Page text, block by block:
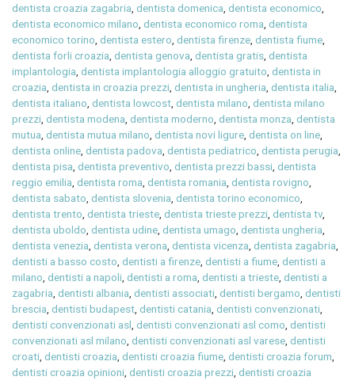
dentista croazia zagabria ,dentista domenica ,dentista economico
dentista economico milano ,dentista economico roma ,dentista
economico torino ,dentista estero ,dentista firenze ,dentista fiume
dentista forli croazia ,dentista genova ,dentista gratis ,dentista
implantologia ,dentista implantologia alloggio gratuito ,dentista in
croazia ,dentista in croazia prezzi ,dentista in ungheria ,dentista italia
dentista italiano ,dentista lowcost ,dentista milano ,dentista milano
prezzi ,dentista modena ,dentista moderno ,dentista monza ,dentista
mutua ,dentista mutua milano ,dentista novi ligure ,dentista on line
dentista online ,dentista padova ,dentista pediatrico ,dentista perugia
dentista pisa ,dentista preventivo ,dentista prezzi bassi ,dentista
reggio emilia ,dentista roma ,dentista romania ,dentista rovigno
dentista sabato ,dentista slovenia ,dentista torino economico
dentista trento ,dentista trieste ,dentista trieste prezzi ,dentista tv,
dentista uboldo ,dentista udine ,dentista umago ,dentista ungheria
dentista venezia ,dentista verona ,dentista vicenza ,dentista zagabria
dentisti a basso costo ,dentisti a firenze ,dentisti a fiume ,dentisti a
milano ,dentisti a napoli ,dentisti a roma ,dentisti a trieste ,dentisti a
zagabria ,dentisti albania ,dentisti associati ,dentisti bergamo ,dentisti
brescia ,dentisti budapest ,dentisti catania ,dentisti convenzionati
dentisti convenzionati asl ,dentisti convenzionati asl como ,dentisti
convenzionati asl milano ,dentisti convenzionati asl varese ,dentisti
croati ,dentisti croazia ,dentisti croazia fiume ,dentisti croazia forum
dentisti croazia opinioni ,dentisti croazia prezzi ,dentisti croazia